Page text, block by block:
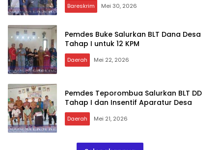
Bareskrim Mei 30, 2026
Pemdes Buke Salurkan BLT Dana Desa
Tahap I untuk 12 KPM
Daerah Mei 22, 2026
Pemdes Teporombua Salurkan BLT DD
Tahap I dan Insentif Aparatur Desa
Daerah Mei 21, 2026